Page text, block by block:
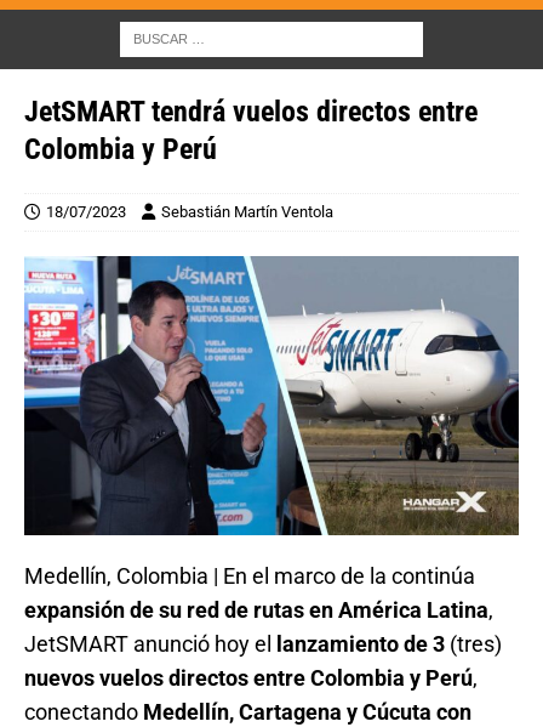
JetSMART tendrá vuelos directos entre
Colombia y Perú
18/07/2023 Sebastián Martín Ventola
Medellín, Colombia | En el marco de la continúa
expansión de su red de rutas en América Latina,
JetSMART anunció hoy el
lanzamiento de 3 (tres)
nuevos vuelos directos entre Colombia y Perú,
conectando Medellín, Cartagena y Cúcuta con